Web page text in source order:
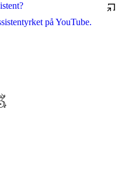
på YouTube.